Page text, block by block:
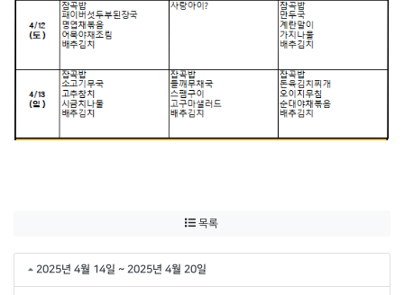
목록
2025년 4월 14일 ~ 2025년 4월 20일